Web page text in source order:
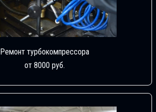
Ремонт турбокомпрессора
от 8000 руб.